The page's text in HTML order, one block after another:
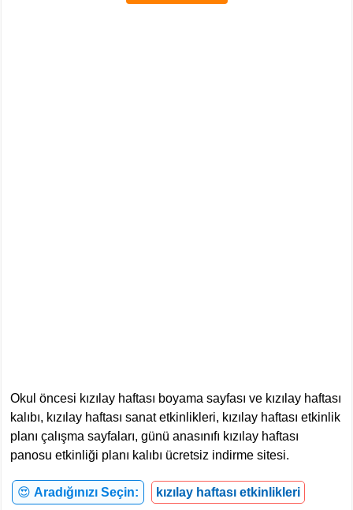
Okul öncesi kızılay haftası boyama sayfası ve kızılay haftası
kalıbı, kızılay haftası sanat etkinlikleri, kızılay haftası etkinlik
planı çalışma sayfaları, günü anasınıfı kızılay haftası
panosu etkinliği planı kalıbı ücretsiz indirme sitesi.
😍 Aradığınızı Seçin: kızılay haftası etkinlikleri